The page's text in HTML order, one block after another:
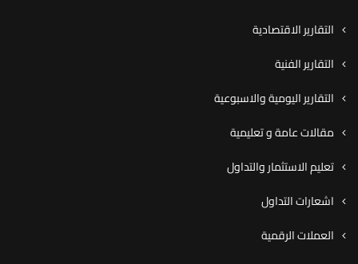
التقارير الاقتصادية
التقارير الفنية
التقارير اليومية والاسبوعية
مقالات عامة و تعليمية
تعليم الاستثمار والتداول
اشعارات التداول
العملات الرقمية